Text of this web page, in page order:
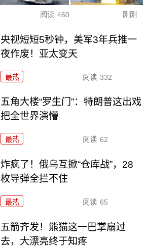
阅读 460 刚刚
央视短短5秒钟，美军3年兵推一
夜作废！亚太变天
最热 阅读 332
五角大楼“罗生门”：特朗普这出戏
把全世界演懵
最热 阅读 62
炸疯了！俄乌互掀“仓库战”，28
枚导弹全拦不住
最热 阅读 65
五箭齐发！熊猫这一巴掌扇过
去，大漂亮终于知疼